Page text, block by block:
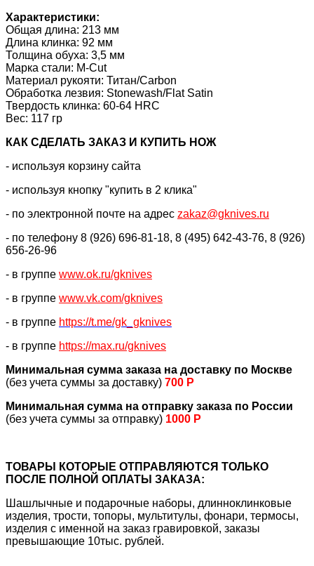
Характеристики:
Общая длина: 213 мм
Длина клинка: 92 мм
Толщина обуха: 3,5 мм
Марка стали: M-Cut
Материал рукояти: Титан/Carbon
Обработка лезвия: Stonewash/Flat Satin
Твердость клинка: 60-64 HRC
Вес: 117 гр
КАК CДЕЛАТЬ ЗАКАЗ И КУПИТЬ НОЖ
- используя корзину сайта
- используя кнопку "купить в 2 клика"
- по электронной почте на адрес zakaz@gknives.ru
- по телефону 8 (926) 696-81-18, 8 (495) 642-43-76, 8 (926)
656-26-96
- в группе www.ok.ru/gknives
- в группе www.vk.com/gknives
- в группе https://t.me/gk_gknives
- в группе https://max.ru/gknives
Минимальная сумма заказа на доставку по Москве
(без учета суммы за доставку) 700 Р
Минимальная сумма на отправку заказа по России
(без учета суммы за отправку) 1000 Р
ТОВАРЫ КОТОРЫЕ ОТПРАВЛЯЮТСЯ ТОЛЬКО
ПОСЛЕ ПОЛНОЙ ОПЛАТЫ ЗАКАЗА:
Шашлычные и подарочные наборы, длинноклинковые
изделия, трости, топоры, мультитулы, фонари, термосы,
изделия с именной на заказ гравировкой, заказы
превышающие 10тыс. рублей.